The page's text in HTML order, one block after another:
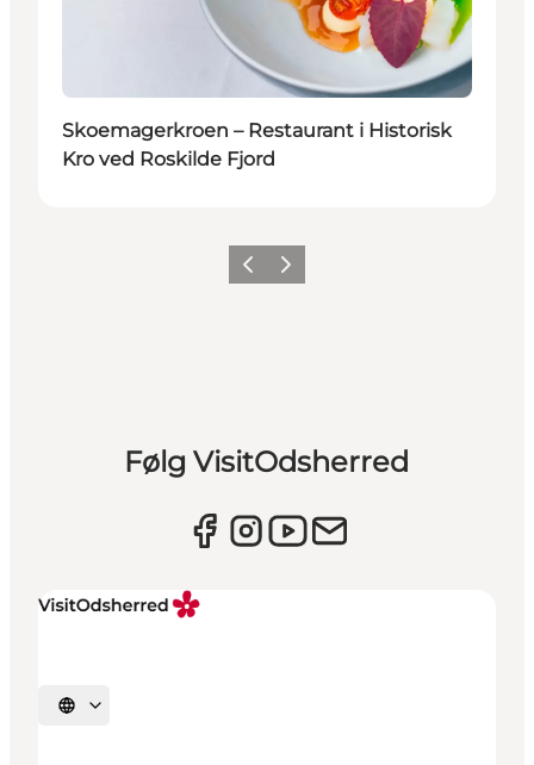
Skoemagerkroen – Restaurant i Historisk
Kro ved Roskilde Fjord
Forrige billede
Næste billede
Følg VisitOdsherred
Vælg sprog